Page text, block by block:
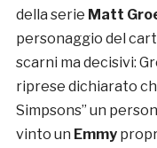
della serie Matt
personaggio del
scarni ma decisivi:
riprese dichiarato
Simpsons” un
vinto un Emmy